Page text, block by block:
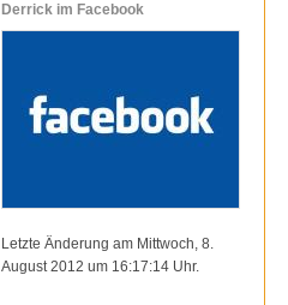
Derrick im Facebook
Letzte Änderung am Mittwoch, 8.
August 2012 um 16:17:14 Uhr.